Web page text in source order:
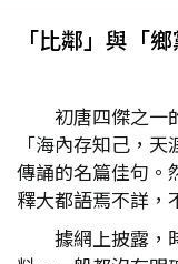
「比鄰」與「
初唐四傑之一
「海內存知己，
傳誦的名篇佳句。
釋大都語焉不詳，
據網上披露，